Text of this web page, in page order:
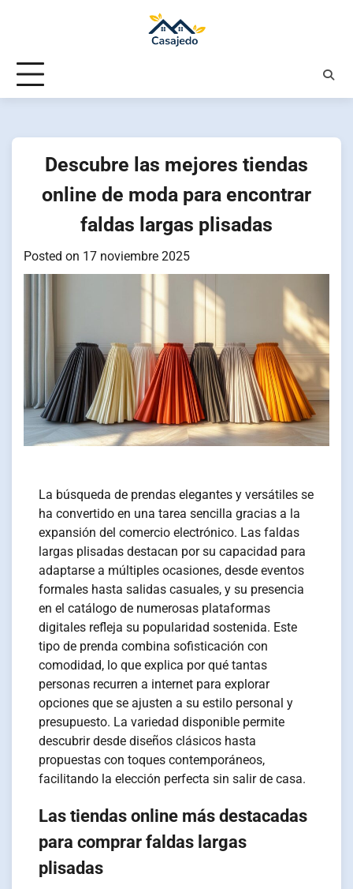
Descubre las mejores tiendas
online de moda para encontrar
faldas largas plisadas
Posted on 17 noviembre 2025
La búsqueda de prendas elegantes y versátiles se
ha convertido en una tarea sencilla gracias a la
expansión del comercio electrónico. Las faldas
largas plisadas destacan por su capacidad para
adaptarse a múltiples ocasiones, desde eventos
formales hasta salidas casuales, y su presencia
en el catálogo de numerosas plataformas
digitales refleja su popularidad sostenida. Este
tipo de prenda combina sofisticación con
comodidad, lo que explica por qué tantas
personas recurren a internet para explorar
opciones que se ajusten a su estilo personal y
presupuesto. La variedad disponible permite
descubrir desde diseños clásicos hasta
propuestas con toques contemporáneos,
facilitando la elección perfecta sin salir de casa.
Las tiendas online más destacadas
para comprar faldas largas
plisadas